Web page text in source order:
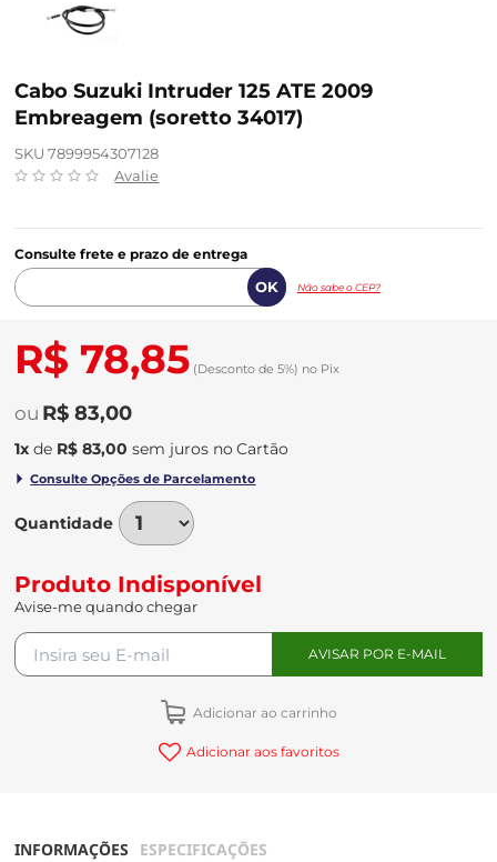
Cabo Suzuki Intruder 125 ATE 2009
Embreagem (soretto 34017)
SKU 7899954307128
Avalie
Consulte frete e prazo de entrega
Não sabe o CEP?
R$ 78,85 (Desconto de 5%) no Pix
R$ 83,00
1x de R$ 83,00 sem juros no
Quantidade
Produto Indisponível
Avise-me quando chegar
Adicionar ao carrinho
Adicionar aos favoritos
INFORMAÇÕES ESPECIFICAÇÕES